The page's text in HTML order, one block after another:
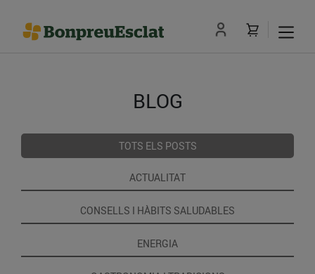
BLOG
TOTS ELS POSTS
ACTUALITAT
CONSELLS I HÀBITS SALUDABLES
ENERGIA